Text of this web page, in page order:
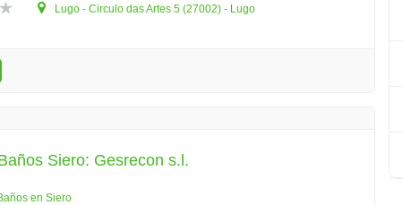
Lugo - Circulo das Artes 5 (27002) - Lugo
Siero: Gesrecon s.l.
en Siero